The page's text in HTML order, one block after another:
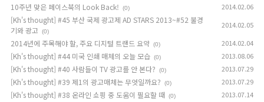
10주년 맞은 페이스북의 Look Back! (0) 2014.02.06
[Kh's thought] #45 부산 국제 광고제 AD STARS 2013~#52 불경
기와 광고
(0)
2014.02.05
2014년에 주목해야 할, 주요 디지털 트랜드 요약 (0) 2014.02.04
[Kh's thought] #44 미국 인쇄 매체의 오늘 모습 (0) 2013.08.06
[Kh's thought] #40 사람들이 TV 광고를 안 본다? (0) 2013.07.29
[Kh's thought] #39 제1의 광고매체는 무엇일까요? (0) 2013.07.29
[Kh's thought] #38 온라인 쇼핑 중 도움이 필요할 때 (0) 2013.07.14